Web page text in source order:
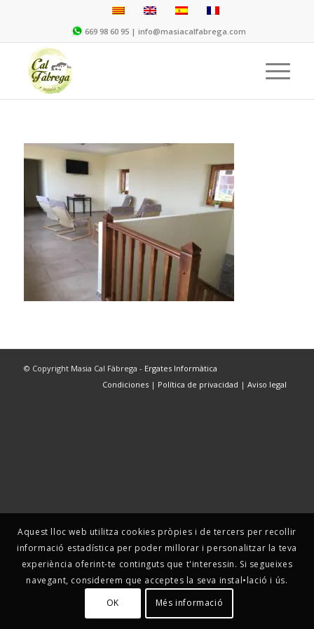
669 98 60 95 |info@masiacalfabrega.com
© Copyright Masia Cal Fàbrega - Ergates Informàtica
Condiciones | Política de privacidad |Aviso legal
Aquest lloc web utilitza cookies pròpies i de tercers per recollir
informació estadística per poder millorar i personalitzar la teva
experiència oferint-te continguts que t'interessin. Si segueixes
navegant, considerem que acceptes la seva instal•lació i ús.
OK
Més informació